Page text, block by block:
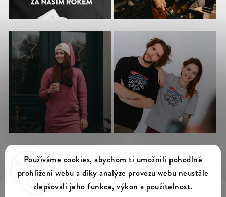
Používáme cookies, abychom ti umožnili pohodlné
prohlížení webu a díky analýze provozu webu neustále
zlepšovali jeho funkce, výkon a použitelnost.
Sledovat na Instagramu